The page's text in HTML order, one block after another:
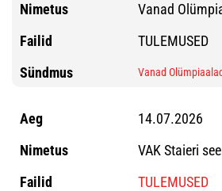
Vanad
TULEMUSED
Vanad Olümpiaalad
14.07.2026
VAK Staieri
TULEMUSED